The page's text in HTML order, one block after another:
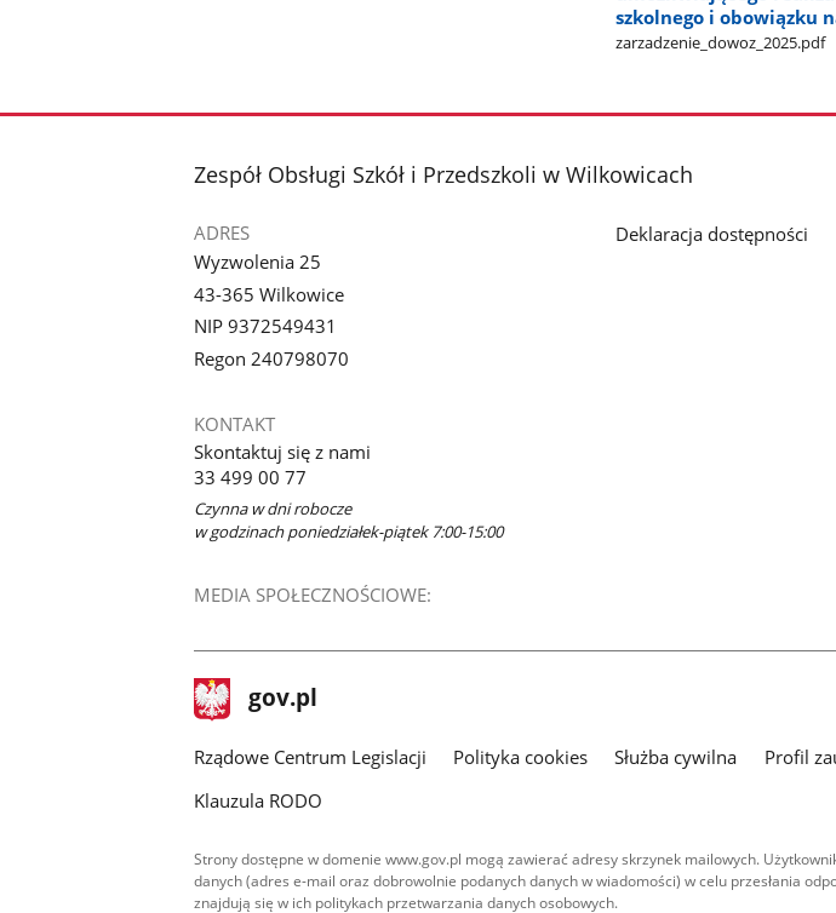
szkolnego i obowiązku
zarzadzenie​_dowoz​_2025.pdf
stopka
Zespół Obsługi Szkół i Przedszkoli w Wilkowicach
ADRES
Wyzwolenia 25
43-365 Wilkowice
NIP 9372549431
Regon 240798070
KONTAKT
Skontaktuj się z nami
33 499 00 77
Czynna w dni robocze
w godzinach poniedziałek-piątek 7:00-15:00
MEDIA SPOŁECZNOŚCIOWE:
Deklaracja dostępności
stopka
gov.pl Strona
gov.pl
Rządowe Centrum Legislacji Polityka cookies Służba cywilna Profil
Klauzula RODO
Strony dostępne w domenie www.gov.pl mogą zawierać adresy skrzynek mailowych.
danych (adres e-mail oraz dobrowolnie podanych danych w wiadomości) w celu przesłania
znajdują się w ich politykach przetwarzania danych osobowych.